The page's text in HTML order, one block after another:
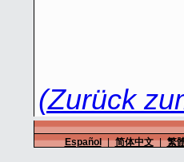
(Zurück
Español | 简体中文 | 繁